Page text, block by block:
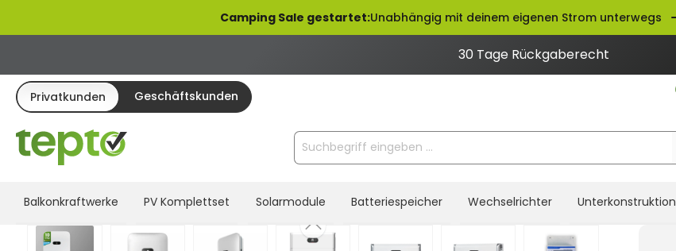
Zur Hauptnavigation springenCamping Sale gestartet:Unabhängig mit deinem eigenen Strom unterwegs
30 Tage Rückgaberecht
Privatkunden Geschäftskunden
Balkonkraftwerke PV Komplettset Solarmodule Batteriespeicher Wechselrichter Unterkonstruktion
Bildergalerie überspringen